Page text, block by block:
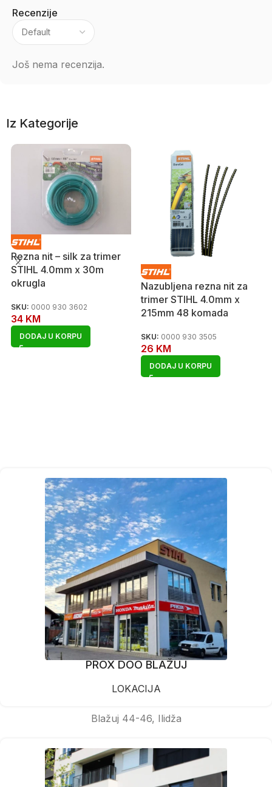
Recenzije
Još nema recenzija.
Iz Kategorije
Rezna nit – silk za trimer
STIHL 4.0mm x 30m
okrugla
SKU: 0000 930 3602
34 KM
DODAJ U KORPU
Nazubljena rezna nit za
trimer STIHL 4.0mm x
215mm 48 komada
SKU: 0000 930 3505
26 KM
DODAJ U KORPU
PROX DOO BLAŽUJ
LOKACIJA
Blažuj 44-46, Ilidža